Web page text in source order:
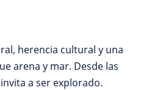
herencia cultural y una
arena y mar. Desde las
a ser explorado.